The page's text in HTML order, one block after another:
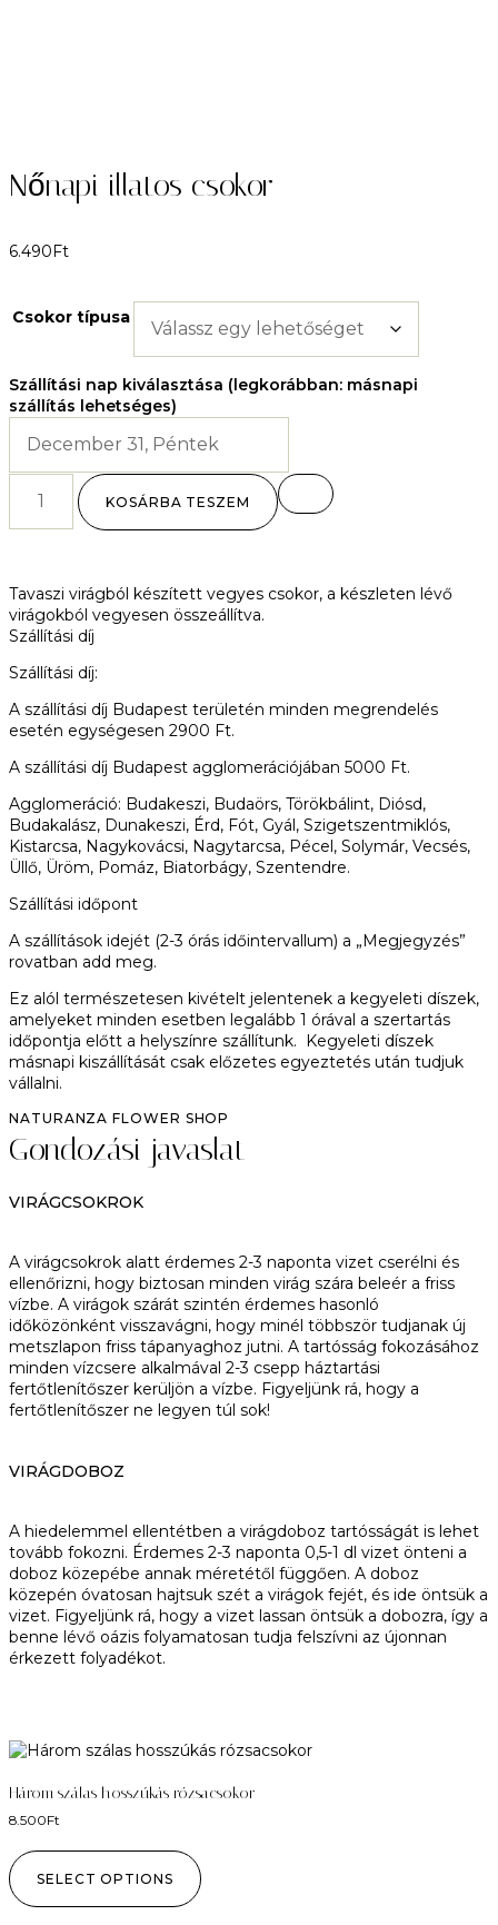
Nőnapi illatos csokor
6.490Ft
Csokor típusa
Szállítási nap kiválasztása (legkorábban: másnapi
szállítás lehetséges)
KOSÁRBA TESZEM
Tavaszi virágból készített vegyes csokor, a készleten lévő
virágokból vegyesen összeállítva.
Szállítási díj
Szállítási díj:
A szállítási díj Budapest területén minden megrendelés
esetén egységesen 2900 Ft.
A szállítási díj Budapest agglomerációjában 5000 Ft.
Agglomeráció: Budakeszi, Budaörs, Törökbálint, Diósd,
Budakalász, Dunakeszi, Érd, Fót, Gyál, Szigetszentmiklós,
Kistarcsa, Nagykovácsi, Nagytarcsa, Pécel, Solymár, Vecsés,
Üllő, Üröm, Pomáz, Biatorbágy, Szentendre.
Szállítási időpont
A szállítások idejét (2-3 órás időintervallum) a „Megjegyzés”
rovatban add meg.
Ez alól természetesen kivételt jelentenek a kegyeleti díszek,
amelyeket minden esetben legalább 1 órával a szertartás
időpontja előtt a helyszínre szállítunk. Kegyeleti díszek
másnapi kiszállítását csak előzetes egyeztetés után tudjuk
vállalni.
NATURANZA FLOWER SHOP
Gondozási javaslat
VIRÁGCSOKROK
A virágcsokrok alatt érdemes 2-3 naponta vizet cserélni és
ellenőrizni, hogy biztosan minden virág szára beleér a friss
vízbe. A virágok szárát szintén érdemes hasonló
időközönként visszavágni, hogy minél többször tudjanak új
metszlapon friss tápanyaghoz jutni. A tartósság fokozásához
minden vízcsere alkalmával 2-3 csepp háztartási
fertőtlenítőszer kerüljön a vízbe. Figyeljünk rá, hogy a
fertőtlenítőszer ne legyen túl sok!
VIRÁGDOBOZ
A hiedelemmel ellentétben a virágdoboz tartósságát is lehet
tovább fokozni. Érdemes 2-3 naponta 0,5-1 dl vizet önteni a
doboz közepébe annak méretétől függően. A doboz
közepén óvatosan hajtsuk szét a virágok fejét, és ide öntsük a
vizet. Figyeljünk rá, hogy a vizet lassan öntsük a dobozra, így a
benne lévő oázis folyamatosan tudja felszívni az újonnan
érkezett folyadékot.
Három szálas hosszúkás rózsacsokor
8.500Ft
SELECT OPTIONS